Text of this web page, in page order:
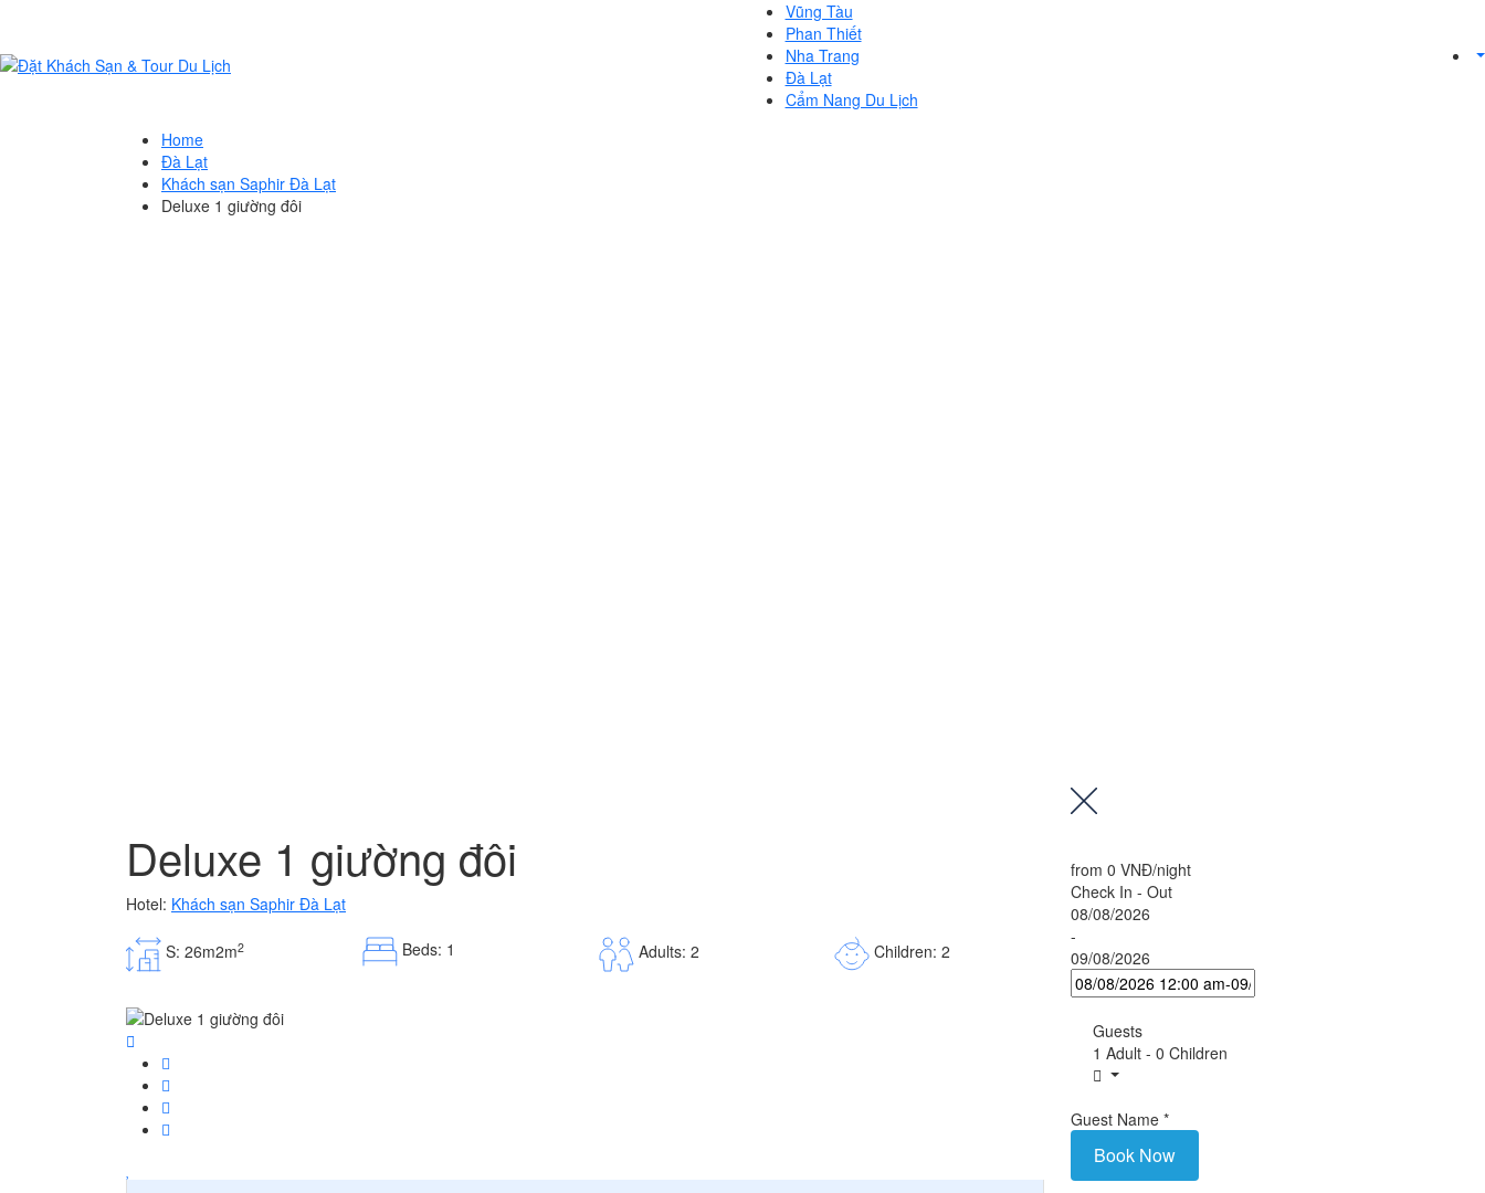
Vũng Tàu
Phan Thiết
Nha Trang
Đà Lạt
Cẩm Nang Du Lịch
Home
Đà Lạt
Khách sạn Saphir Đà Lạt
Deluxe 1 giường đôi
Deluxe 1 giường đôi
Hotel: Khách sạn Saphir Đà Lạt
S: 26m2m2 Beds: 1 Adults: 2 Children: 2
from 0 VNĐ/night
Check In - Out
08/08/2026
-
09/08/2026
Guests
1 Adult - 0 Children
Guest Name *
Book Now